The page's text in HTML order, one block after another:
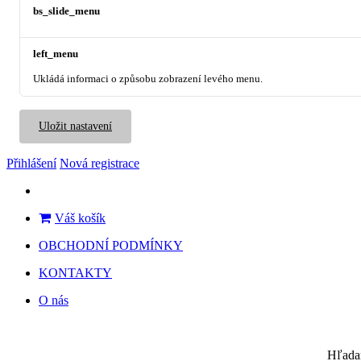
bs_slide_menu
left_menu
Ukládá informaci o způsobu zobrazení levého menu.
Uložit nastavení
Přihlášení Nová registrace
Váš košík
OBCHODNÍ PODMÍNKY
KONTAKTY
O nás